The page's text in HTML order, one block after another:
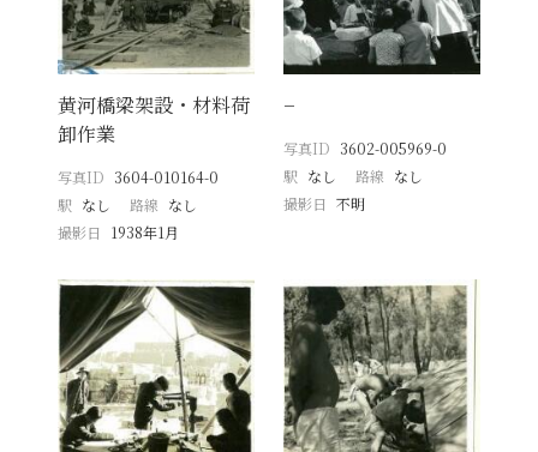
黄河橋梁架設・材料荷
卸作業
写真ID 3604-010164-0
駅 なし 路線 なし
撮影日
1938年1月
−
写真ID 3602-005969-0
駅 なし 路線 なし
撮影日 不明